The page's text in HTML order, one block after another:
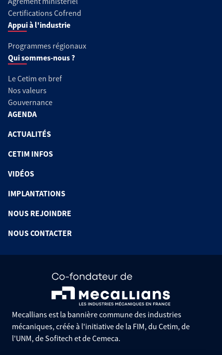
Certifications Cofrend
Appui à l'industrie
Programmes régionaux
Qui sommes-nous ?
Le Cetim en bref
Nos valeurs
Gouvernance
AGENDA
ACTUALITÉS
CETIM INFOS
VIDÉOS
IMPLANTATIONS
NOUS REJOINDRE
NOUS CONTACTER
Mecallians est la bannière commune des industries
mécaniques, créée à l'initiative de la FIM, du Cetim, de
l'UNM, de Sofitech et de Cemeca.